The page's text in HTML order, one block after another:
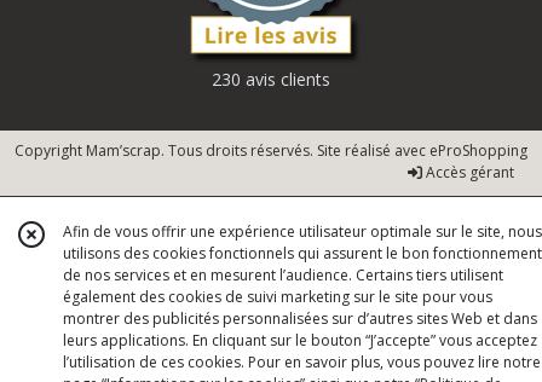
230 avis clients
Copyright Mam’scrap. Tous droits réservés. Site réalisé avec eProShopping
Accès gérant
Afin de vous offrir une expérience utilisateur optimale sur le site, nous
utilisons des cookies fonctionnels qui assurent le bon fonctionnement
de nos services et en mesurent l’audience. Certains tiers utilisent
également des cookies de suivi marketing sur le site pour vous
montrer des publicités personnalisées sur d’autres sites Web et dans
leurs applications. En cliquant sur le bouton “J’accepte” vous acceptez
l’utilisation de ces cookies. Pour en savoir plus, vous pouvez lire notre